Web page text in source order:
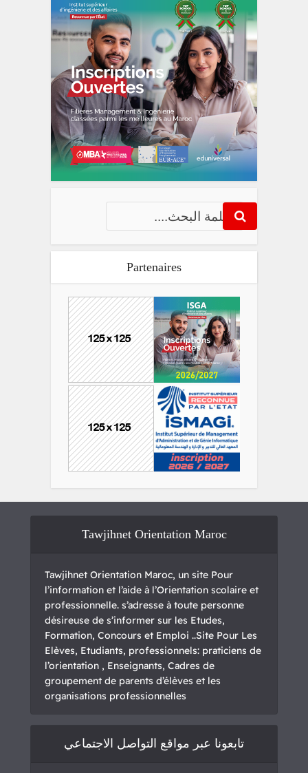
Partenaires
Tawjihnet Orientation Maroc
Tawjihnet Orientation Maroc, un site Pour
l’information et l’aide à l’Orientation scolaire et
professionnelle. s’adresse à toute personne
désireuse de s’informer sur les Etudes,
Formation, Concours et Emploi ..Site Pour Les
Elèves, Etudiants, professionnels: praticiens de
l’orientation , Enseignants, Cadres de
groupement de parents d’élèves et les
organisations professionnelles
تابعونا عبر مواقع التواصل الاجتماعي